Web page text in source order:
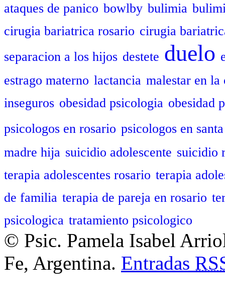
ataques de panico bowlby bulimia
cirugia bariatrica rosario cirugia
separacion a los hijos destete duelo
estrago materno lactancia malestar en la
inseguros obesidad psicologia obesidad
psicologos en rosario psicologos en
madre hija suicidio adolescente suicidio
terapia adolescentes rosario terapia
de familia terapia de pareja en rosario
psicologica tratamiento psicologico
© Psic. Pamela Isabel
Fe, Argentina. Entradas